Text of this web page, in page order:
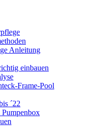
Anleitung
einbauen
Frame-Pool
´22
Pumpenbox